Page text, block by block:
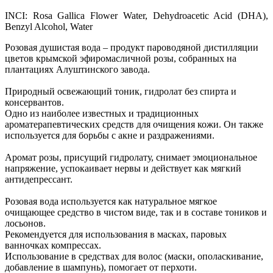
INCI: Rosa Gallica Flower Water, Dehydroacetic Acid (DHA),
Benzyl Alcohol, Water
Розовая душистая вода – продукт пароводяной дистилляции
цветов крымской эфиромасличной розы, собранных на
плантациях Алуштинского завода.
Природный освежающий тоник, гидролат без спирта и
консервантов.
Одно из наиболее известных и традиционных
ароматерапевтических средств для очищения кожи. Он также
используется для борьбы с акне и раздражениями.
Аромат розы, присущий гидролату, снимает эмоциональное
напряжение, успокаивает нервы и действует как мягкий
антидепрессант.
Розовая вода используется как натуральное мягкое
очищающее средство в чистом виде, так и в составе тоников и
лосьонов.
Рекомендуется для использования в масках, паровых
ванночках компрессах.
Использование в средствах для волос (маски, ополаскивание,
добавление в шампунь), помогает от перхоти.